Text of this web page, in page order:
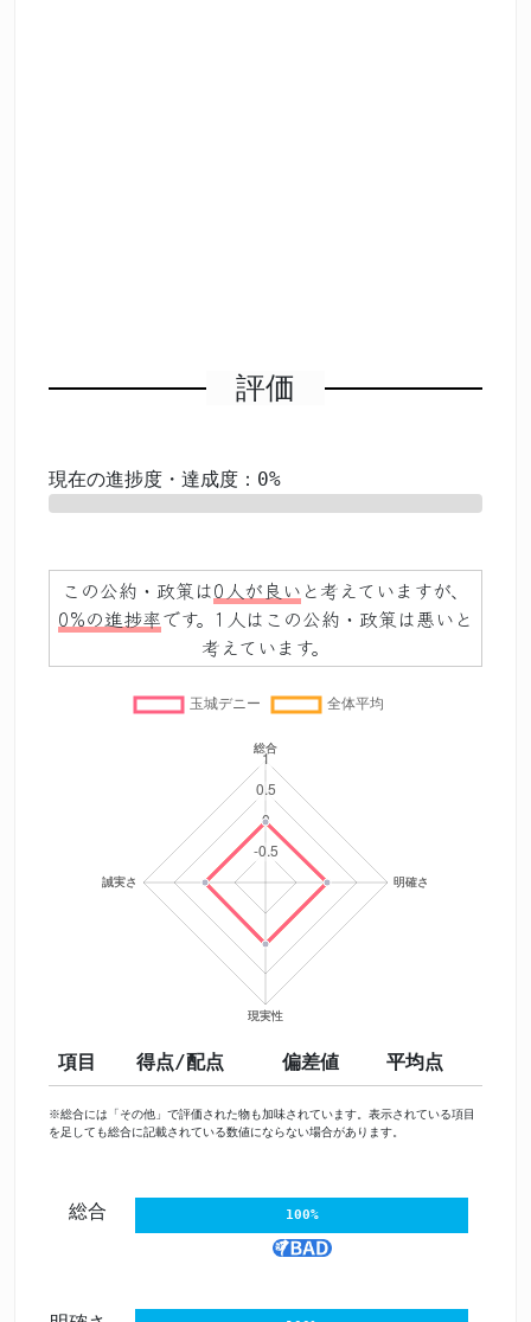
評価
現在の進捗度・達成度：0%
この公約・政策は0人が良い と考えていますが、
0%の進捗率です。1人はこの公約・政策は悪いと
考えています。
項目 得点/配点 偏差値 平均点
※総合には「その他」で評価された物も加味されています。表示されている項目
を足しても総合に記載されている数値にならない場合があります。
総合 100%